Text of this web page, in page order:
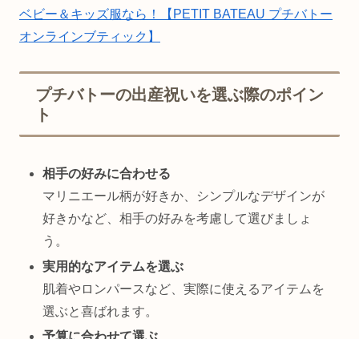
ベビー＆キッズ服なら！【PETIT BATEAU プチバトー
オンラインブティック】
プチバトーの出産祝いを選ぶ際のポイン
ト
相手の好みに合わせる
マリニエール柄が好きか、シンプルなデザインが
好きかなど、相手の好みを考慮して選びましょ
う。
実用的なアイテムを選ぶ
肌着やロンパースなど、実際に使えるアイテムを
選ぶと喜ばれます。
予算に合わせて選ぶ